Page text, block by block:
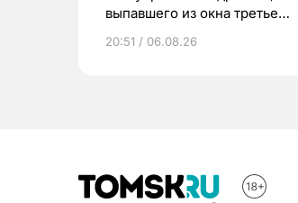
выпавшего из окна третьего
20:51 / 06.08.26